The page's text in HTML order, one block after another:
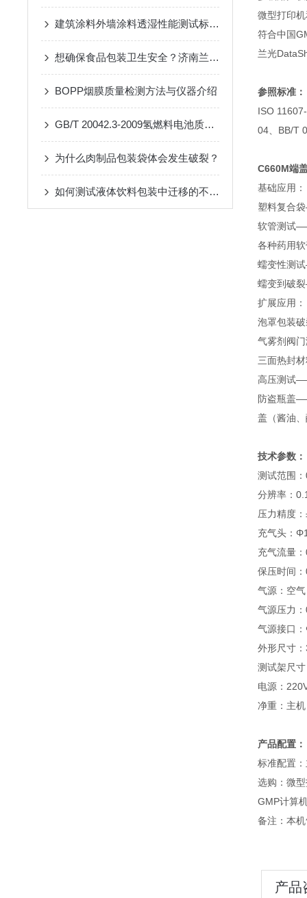
建筑涂料外墙涂料透湿性能测试标准及检测方法介绍
想确保食品包装卫生安全？济南兰光蒸发残渣恒重仪来助力！
BOPP烟膜质量检测方法与仪器介绍
GB/T 20042.3-2009氢燃料电池质子交换膜气体透过率测定仪
为什么肉制品包装袋体会发生破裂？
如何测试液体饮料包装中迁移的不挥发性物质的含量？
微型打印
符合中国
兰光
参照标准：
ISO
04、BB/T
C660M端
基础应用：
塑料复合
软管测试
各种药用
蠕变性测
蠕变到破
扩展应用：
泡罩包装
气雾剂阀
三面热封
高压测试
防盗瓶盖
盖（酱油
技术参数：
测试范围
分辨率：
压力精度
充气头：
充气流量
保压时间
气源：空
气源压力
气源接口
外形尺寸
测试架尺
电源：
净重：主
产品配置：
标准配置
选购：微
GMP计算
备注：本
产品